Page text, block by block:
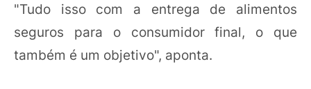
"Tudo isso com a entrega de alimentos
seguros para o consumidor final, o que
também é um objetivo", aponta.